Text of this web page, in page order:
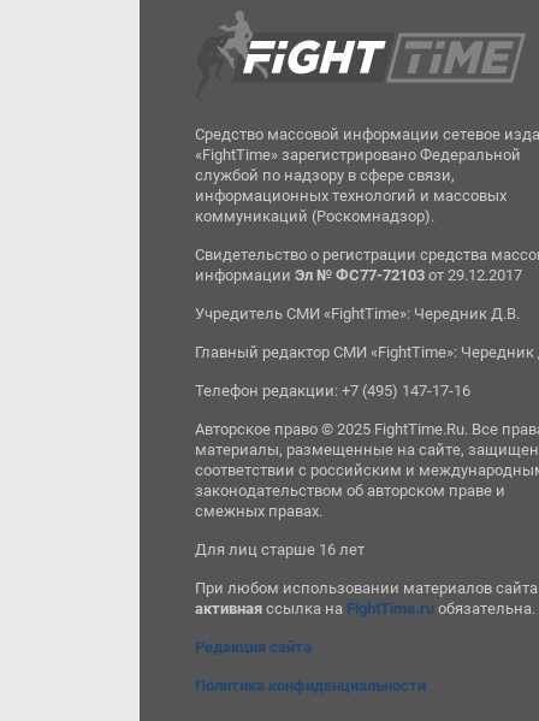
Средство массовой информации сетевое
«FightTime» зарегистрировано Федеральной
службой по надзору в сфере связи,
информационных технологий и массовых
коммуникаций (Роскомнадзор).
Свидетельство о регистрации средства
информацииЭл № ФС77-72103 от 29.12.2017
Учредитель СМИ «FightTime»: Чередник Д.В.
Главный редактор СМИ «FightTime»: Чередник
Телефон редакции: +7 (495) 147-17-16
Авторское право © 2025 FightTime.Ru. Все
материалы, размещенные на сайте,
соответствии с российским и
законодательством об авторском праве и
смежных правах.
Для лиц старше 16 лет
При любом использовании материалов сайта
активная ссылка на FightTime.ru обязательна.
Редакция сайта
Политика конфиденциальности